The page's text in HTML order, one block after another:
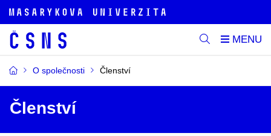
O společnosti Členství
Členství